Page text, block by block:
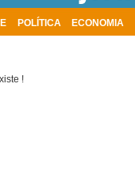
POLÍTICA ECONOMIA
!